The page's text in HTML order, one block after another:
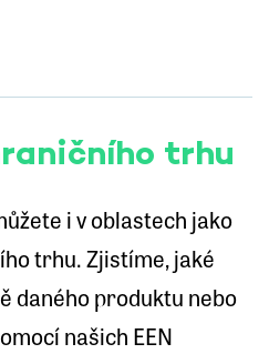
trhu
i v oblastech jako
trhu. Zjistíme, jaké
daného produktu nebo
našich EEN